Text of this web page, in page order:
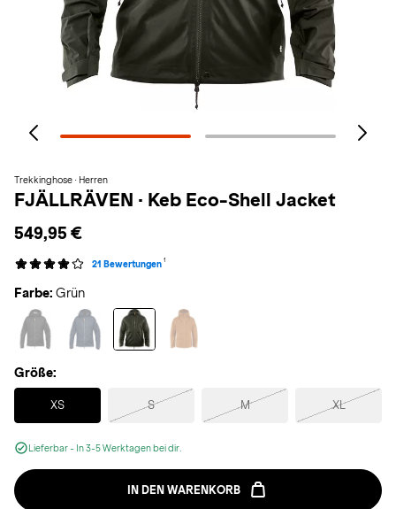
Trekkinghose · Herren
FJÄLLRÄVEN · Keb Eco-Shell Jacket
549,95 €
21 Bewertungen 1
Farbe: Grün
Größe:
XS
Selected
S M XL
Lieferbar - In 3-5 Werktagen bei dir.
IN DEN WARENKORB